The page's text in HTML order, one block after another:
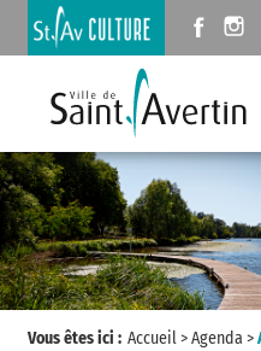
Vous êtes ici : Accueil>Agenda>